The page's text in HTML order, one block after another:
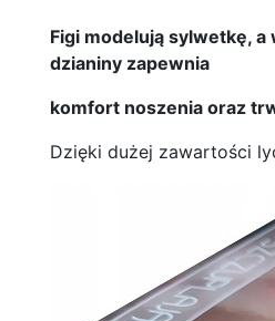
Figi modelują sylwetkę, a
dzianiny zapewnia
komfort noszenia oraz
Dzięki dużej zawartości